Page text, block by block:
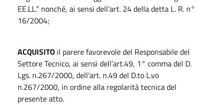
EE.LL.” nonché, ai sensi dell’art. 24 della detta L. R. n°
16/2004;
ACQUISITO il parere favorevole del Responsabile del
Settore Tecnico, ai sensi dell’art.49, 1° comma del D.
Lgs. n.267/2000, dell’art. n.49 del D.to L.vo
n.267/2000, in ordine alla regolarità tecnica del
presente atto.